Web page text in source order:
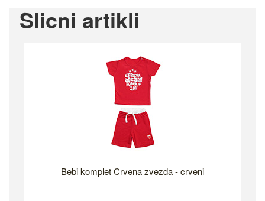
Slicni artikli
Bebi komplet Crvena zvezda - crveni